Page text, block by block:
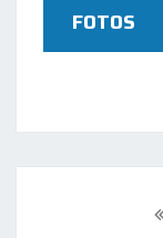
FOTOS
Beitrags-